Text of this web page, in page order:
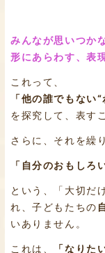
みんなが思いつか
形にあらわす、表
これって、
「他の誰でもない“
を探究して、表す
さらに、それを繰
「自分のおもしろ
という、「大切だ
れ、子どもたちの
いありません。
これは、 「なりた